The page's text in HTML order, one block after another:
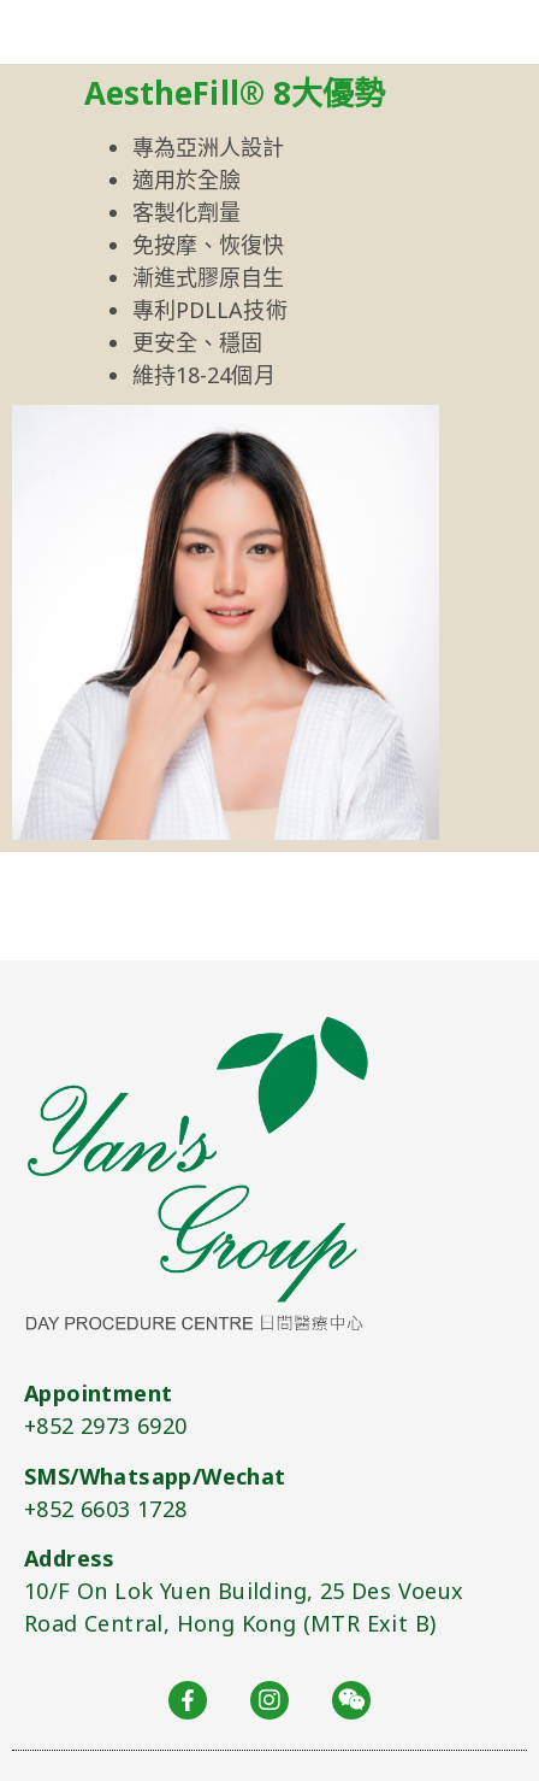
AestheFill® 8大優勢
專為亞洲人設計
適用於全臉
客製化劑量
免按摩、恢復快
漸進式膠原自生
專利PDLLA技術
更安全、穩固
維持18-24個月
Appointment
+852 2973 6920​
SMS/Whatsapp/Wechat
+852 6603 1728
Address
10/F On Lok Yuen Building, 25 Des Voeux
Road Central, Hong Kong (MTR Exit B)​